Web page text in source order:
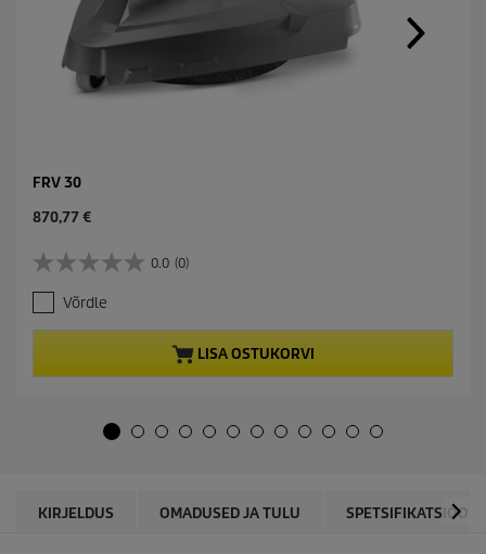
FRV 30
C
r
e
n
t
r
870,77 €
0.0 (0)
0
.
0
/
Võrdle
LISA OSTUKORVI
KIRJELDUS OMADUSED JA TULU